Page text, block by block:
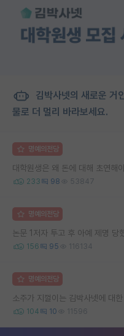
김박사넷의 새로운 거
물로 더 멀리 바라보세요.
명예의전당
대학원생은 왜 돈에 대해 초연해
233 98 53847
명예의전당
논문 1저자 투고 후 아예 제명 당
156 95 116134
명예의전당
소주가 지껄이는 김박사넷에 대
104 10 11596